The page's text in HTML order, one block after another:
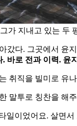
가 지내고 있는 두
갔다. 그곳에서 윤
바로 전과 이력. 윤
취직을 빌미로 유
말투로 칭찬을 해
일이었어요. 살면